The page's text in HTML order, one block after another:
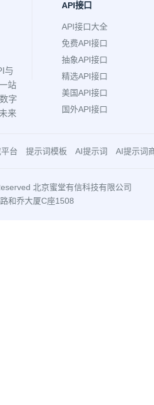
与
站
字
来
API接口
API接口大全
免费API接口
抽象API接口
精选API接口
美国API接口
国外API接口
台 提示词模板 AI提示词 AI提示词
北京蜜堂有信科技有限公司
和乔大厦C座1508